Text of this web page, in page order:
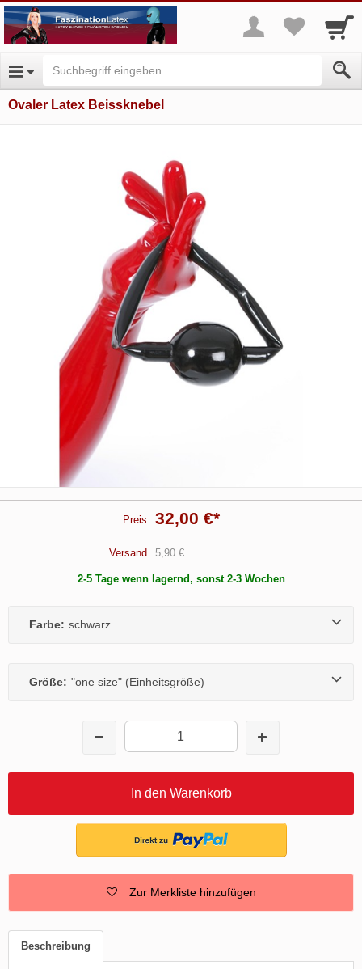
Ovaler Latex Beissknebel
Preis 32,00 €*
Versand 5,90 €
2-5 Tage wenn lagernd, sonst 2-3 Wochen
Farbe: schwarz
Größe: "one size" (Einheitsgröße)
In den Warenkorb
Zur Merkliste hinzufügen
Beschreibung